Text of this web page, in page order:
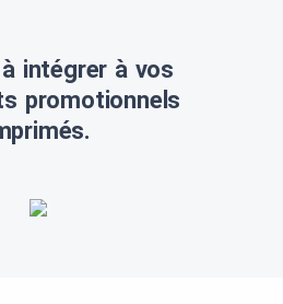
à intégrer à vos
promotionnels